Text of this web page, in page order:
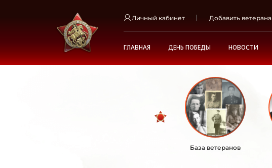
Личный кабинет Добавить ветерана
ГЛАВНАЯ ДЕНЬ ПОБЕДЫ НОВОСТИ
База ветеранов